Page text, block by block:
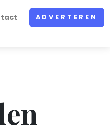
ADVERTEREN